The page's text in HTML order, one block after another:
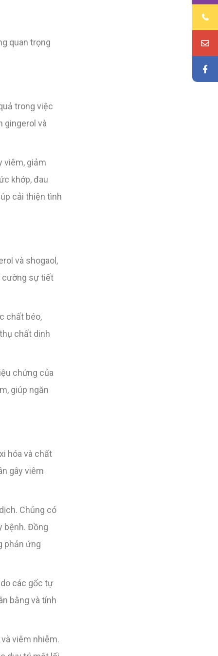
quan trọng
trong việc
gingerol và
viêm, giảm
khớp, đau
cải thiện tình
và shogaol,
cường sự tiết
chất béo,
chất dinh
chứng của
giúp ngăn
hóa và chất
gây viêm
Chúng có
bệnh. Đồng
phản ứng
các gốc tự
bằng và tính
viêm nhiễm.